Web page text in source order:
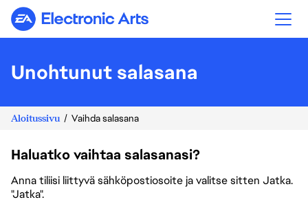
Electronic Arts
Unohtunut salasana
Aloitussivu Vaihda salasana
Haluatko vaihtaa salasanasi?
Anna tiliisi liittyvä sähköpostiosoite ja valitse sitten Jatka.
"Jatka".